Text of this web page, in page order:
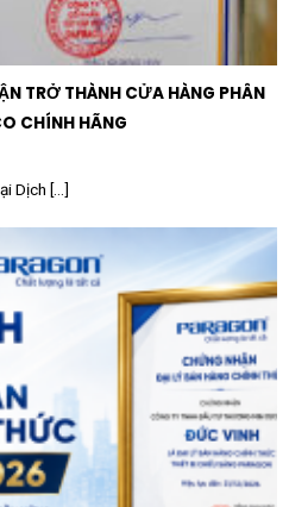
TRỞ THÀNH CỬA HÀNG PHÂN
CHÍNH HÃNG
Dịch [...]